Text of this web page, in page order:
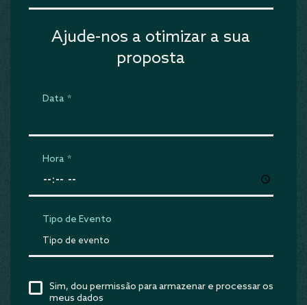
Ajude-nos a otimizar a sua
proposta
Data *
Hora *
Tipo de Evento
Sim, dou permissão para armazenar e processar os
meus dados